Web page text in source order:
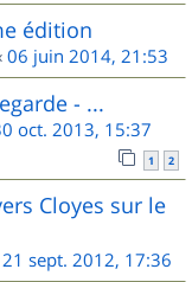
édition
06 juin 2014, 21:53
- ...
oct. 2013, 15:37
1 2
Cloyes sur le
21 sept. 2012, 17:36